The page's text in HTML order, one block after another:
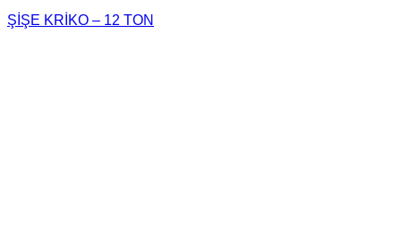
ŞİŞE KRİKO – 12 TON